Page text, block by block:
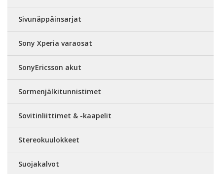
Sivunäppäinsarjat
Sony Xperia varaosat
SonyEricsson akut
Sormenjälkitunnistimet
Sovitinliittimet & -kaapelit
Stereokuulokkeet
Suojakalvot